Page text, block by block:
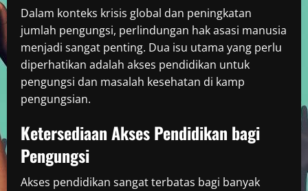
Dalam konteks krisis global dan peningkatan
jumlah pengungsi, perlindungan hak asasi manusia
menjadi sangat penting. Dua isu utama yang perlu
diperhatikan adalah akses pendidikan untuk
pengungsi dan masalah kesehatan di kamp
pengungsian.
Ketersediaan Akses Pendidikan bagi
Pengungsi
Akses pendidikan sangat terbatas bagi banyak